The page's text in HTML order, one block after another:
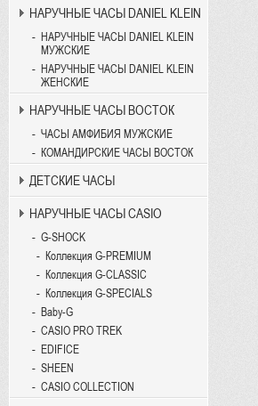
НАРУЧНЫЕ ЧАСЫ DANIEL KLEIN
НАРУЧНЫЕ ЧАСЫ DANIEL KLEIN
МУЖСКИЕ
НАРУЧНЫЕ ЧАСЫ DANIEL KLEIN
ЖЕНСКИЕ
НАРУЧНЫЕ ЧАСЫ ВОСТОК
ЧАСЫ АМФИБИЯ МУЖСКИЕ
КОМАНДИРСКИЕ ЧАСЫ ВОСТОК
ДЕТСКИЕ ЧАСЫ
НАРУЧНЫЕ ЧАСЫ CASIO
G-SHOCK
Коллекция G-PREMIUM
Коллекция G-CLASSIC
Коллекция G-SPECIALS
Baby-G
CASIO PRO TREK
EDIFICE
SHEEN
CASIO COLLECTION